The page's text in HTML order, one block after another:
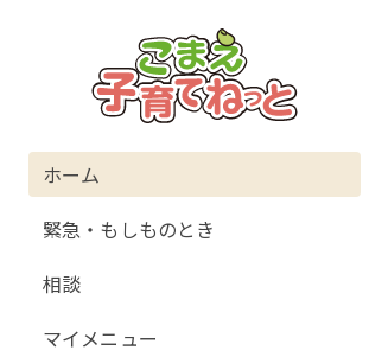
グ
ロ
ー
ル
ナ
ホーム
緊急・もしものとき
相談
マイメニュー